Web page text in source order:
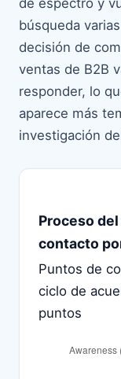
de espectro y
búsqueda
decisión de
ventas de B2B
responder, lo
aparece más
investigación
Proceso
contacto
Puntos de
ciclo de
puntos